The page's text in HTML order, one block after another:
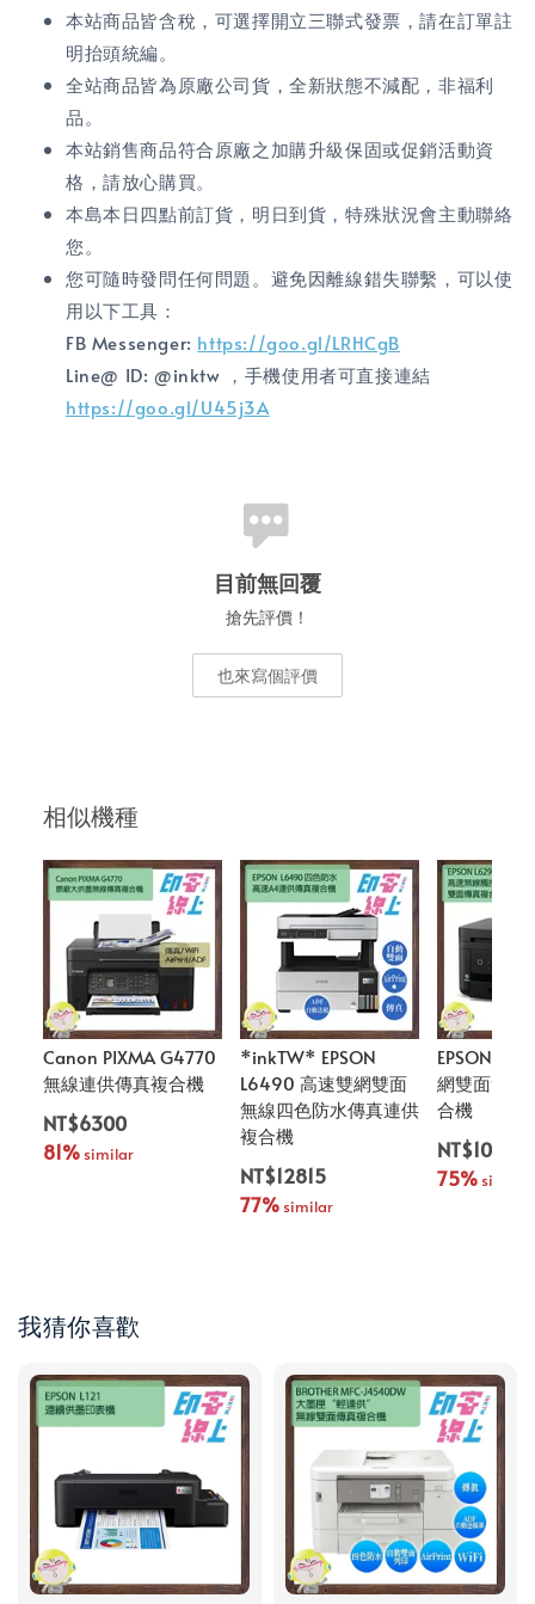
本站商品皆含稅，可選擇開立三聯式發票，請在訂單註
明抬頭統編。
全站商品皆為原廠公司貨，全新狀態不減配，非福利
品。
本站銷售商品符合原廠之加購升級保固或促銷活動資
格，請放心購買。
本島本日四點前訂貨，明日到貨，特殊狀況會主動聯絡
您。
您可隨時發問任何問題。避免因離線錯失聯繫，可以使
用以下工具：
FB Messenger: https://goo.gl/LRHCgB
Line@ ID: @inktw ，手機使用者可直接連結
https://goo.gl/U45j3A
目前無回覆
搶先評價！
也來寫個評價
相似機種
Canon PIXMA G4770
無線連供傳真複合機
NT$6300
81% similar
*inkTW* EPSON
L6490 高速雙網雙面
無線四色防水傳真連供
複合機
NT$12815
77% similar
EPSON
網雙面無線
合機
NT$10060
75% similar
我猜你喜歡